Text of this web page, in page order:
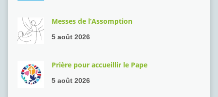
Messes de l’Assomption
5 août 2026
Prière pour accueillir le Pape
5 août 2026